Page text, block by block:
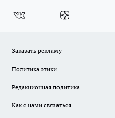
Заказать рекламу
Политика этики
Редакционная политика
Как с нами связаться